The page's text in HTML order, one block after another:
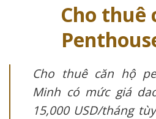
Cho thuê
Cho thuê căn hộ
Minh có mức giá
15,000 USD/tháng